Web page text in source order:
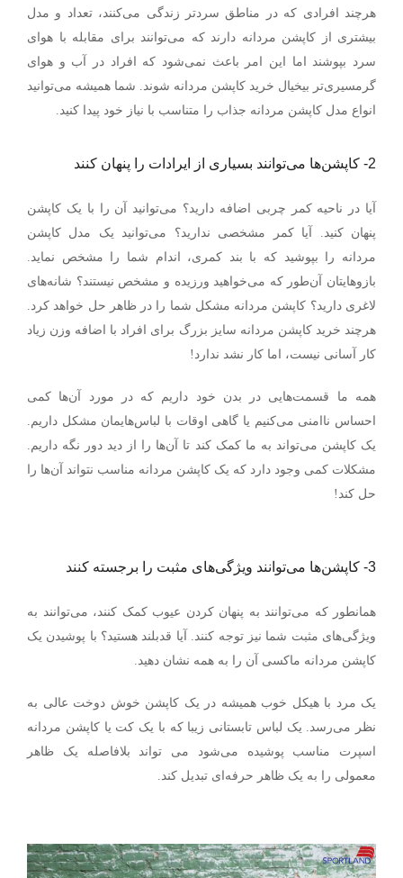
هرچند افرادی که در مناطق سردتر زندگی می‌کنند، تعداد و مدل
بیشتری از کاپشن مردانه دارند که می‌توانند برای مقابله با هوای
سرد بپوشند اما این امر باعث نمی‌شود که افراد در آب و هوای
گرمسیری‌تر بیخیال خرید کاپشن مردانه شوند. شما همیشه می‌توانید
انواع مدل کاپشن مردانه جذاب را متناسب با نیاز خود پیدا کنید.
2- کاپشن‌ها می‌توانند بسیاری از ایرادات را پنهان کنند
آیا در ناحیه کمر چربی اضافه دارید؟ می‌توانید آن را با یک کاپشن
پنهان کنید. آیا کمر مشخصی ندارید؟ می‌توانید یک مدل کاپشن
مردانه‌ را بپوشید که با بند کمری، اندام شما را مشخص نماید.
بازوهایتان آن‌طور که می‌خواهید ورزیده و مشخص نیستند؟ شانه‌های
لاغری دارید؟ کاپشن مردانه مشکل شما را در ظاهر حل خواهد کرد.
هرچند خرید کاپشن مردانه سایز بزرگ برای افراد با اضافه وزن زیاد
کار آسانی نیست، اما کار نشد ندارد!
همه ما قسمت‌هایی در بدن خود داریم که در مورد آن‌ها کمی
احساس ناامنی می‌کنیم یا گاهی اوقات با لباس‌هایمان مشکل داریم.
یک کاپشن می‌تواند به ما کمک کند تا آن‌ها را از دید دور نگه داریم.
مشکلات کمی وجود دارد که یک کاپشن مردانه مناسب نتواند آن‌ها را
حل کند!
3- کاپشن‌ها می‌توانند ویژگی‌های مثبت را برجسته کنند
همانطور که می‌توانند به پنهان کردن عیوب کمک کنند، می‌توانند به
ویژگی‌های مثبت شما نیز توجه کنند. آیا قدبلند هستید؟ با پوشیدن یک
کاپشن مردانه ماکسی آن را به همه نشان دهید.
یک مرد با هیکل خوب همیشه در یک کاپشن خوش دوخت عالی به
نظر می‌رسد. یک لباس تابستانی زیبا که با یک کت یا کاپشن مردانه
اسپرت مناسب پوشیده می‌شود می تواند بلافاصله یک ظاهر
معمولی را به یک ظاهر حرفه‌ای تبدیل کند.